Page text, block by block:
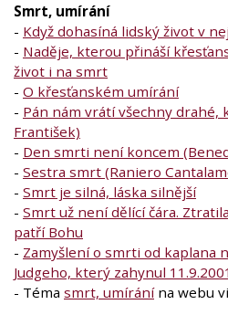
Smrt, umírání
- Když dohasíná lidský život v
- Naděje, kterou přináší
život i na smrt
- O křesťanském umírání
- Pán nám vrátí všechny drahé,
František)
- Den smrti není koncem
- Sestra smrt (Raniero
- Smrt je silná, láska silnější
- Smrt už není dělící čára.
patří Bohu
- Zamyšlení o smrti od kaplana
Judgeho, který zahynul 11.9.2001
- Téma smrt, umíránína webu